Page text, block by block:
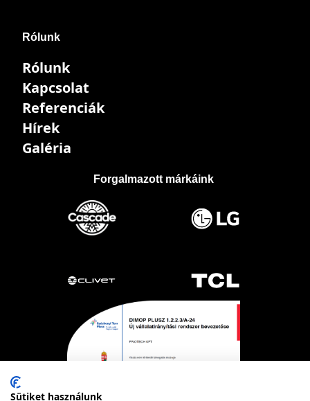
Rólunk
Rólunk
Kapcsolat
Referenciák
Hírek
Galéria
Forgalmazott márkáink
Sütiket használunk